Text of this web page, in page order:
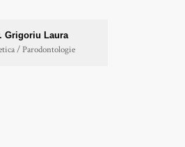
Grigoriu Laura
/ Parodontologie